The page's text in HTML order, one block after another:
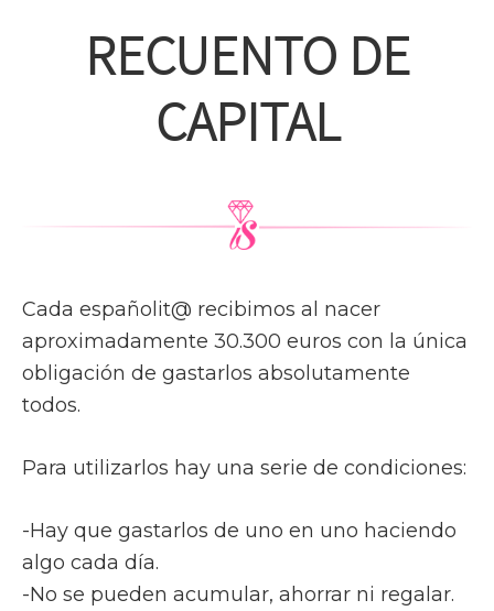
RECUENTO DE
CAPITAL
Cada españolit@ recibimos al nacer
aproximadamente 30.300 euros con la única
obligación de gastarlos absolutamente
todos.
Para utilizarlos hay una serie de condiciones:
-Hay que gastarlos de uno en uno haciendo
algo cada día.
-No se pueden acumular, ahorrar ni regalar.